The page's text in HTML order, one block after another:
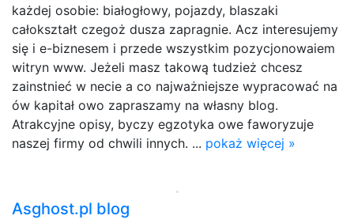
każdej osobie: białogłowy, pojazdy, blaszaki
całokształt czegoż dusza zapragnie. Acz interesujemy
się i e-biznesem i przede wszystkim pozycjonowaiem
witryn www. Jeżeli masz takową tudzież chcesz
zainstnieć w necie a co najważniejsze wypracować na
ów kapitał owo zapraszamy na własny blog.
Atrakcyjne opisy, byczy egzotyka owe faworyzuje
naszej firmy od chwili innych. ... pokaż więcej »
Asghost.pl blog